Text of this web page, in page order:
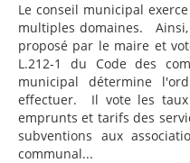
Le conseil municipal
multiples domaines.
proposé par le maire et
L.212-1 du Code des
municipal détermine
effectuer. Il vote les taux
emprunts et tarifs des
subventions aux
communal...